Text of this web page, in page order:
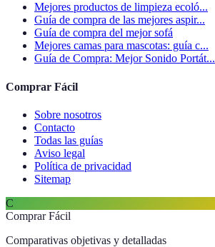
Mejores productos de limpieza ecoló...
Guía de compra de las mejores aspir...
Guía de compra del mejor sofá
Mejores camas para mascotas: guía c...
Guía de Compra: Mejor Sonido Portát...
Comprar Fácil
Sobre nosotros
Contacto
Todas las guías
Aviso legal
Política de privacidad
Sitemap
C
Comprar Fácil
Comparativas objetivas y detalladas